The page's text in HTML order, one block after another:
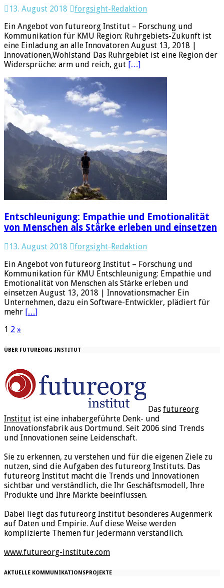
13. August 2018
forgsight-Redaktion
Ein Angebot von futureorg Institut – Forschung und
Kommunikation für KMU Region: Ruhrgebiets-Zukunft ist
eine Einladung an alle Innovatoren August 13, 2018 |
Innovationen,Wohlstand Das Ruhrgebiet ist eine Region der
Widersprüche: arm und reich, gut […]
Entschleunigung: Empathie und Emotionalität
von Menschen als Stärke erleben und einsetzen
13. August 2018
forgsight-Redaktion
Ein Angebot von futureorg Institut – Forschung und
Kommunikation für KMU Entschleunigung: Empathie und
Emotionalität von Menschen als Stärke erleben und
einsetzen August 13, 2018 | Innovationsmacher Ein
Unternehmen, dazu ein Software-Entwickler, plädiert für
mehr […]
1 2 »
ÜBER FUTUREORG INSTITUT
Das futureorg
Institut ist eine inhabergeführte Denk- und
Innovationsfabrik aus Dortmund. Seit 2006 sind Trends
und Innovationen seine Leidenschaft.
Sie zu erkennen, zu verstehen und für die eigenen Ziele zu
nutzen, sind die Aufgaben des futureorg Instituts. Das
futureorg Institut macht die Trends und Innovationen
sichtbar und verständlich, die Ihr Geschäftsmodell, Ihre
Produkte und Ihre Märkte beeinflussen.
Dabei liegt das futureorg Institut besonderes Augenmerk
auf Daten und Empirie. Auf diese Weise werden
komplizierte Themen für Jedermann verständlich.
www.futureorg-institute.com
AKTUELLE KOMMUNIKATIONSPROJEKTE